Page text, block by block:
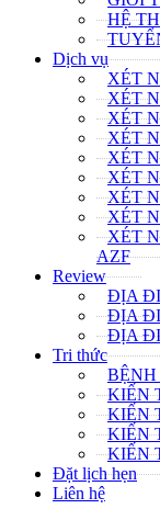
HỆ
Dịch vụ
XÉT
XÉT
XÉT
XÉT
XÉT
XÉT
XÉT
XÉT
XÉT
AZF
Review
ĐỊA
ĐỊA
ĐỊA
Tri thức
BỆNH
KIẾN
KIẾN
KIẾN
KIẾN
Đặt lịch hẹn
Liên hệ